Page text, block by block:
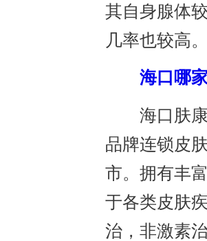
其自身腺体
几率也较高。
海口哪
海口肤康
品牌连锁皮
市。拥有丰
于各类皮肤
治，非激素